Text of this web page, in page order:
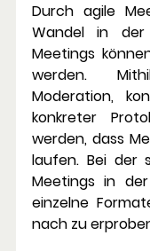
Durch agile
Wandel in
Meetings
werden.
Moderation,
konkreter
werden, dass
laufen. Bei der
Meetings in
einzelne
nach zu